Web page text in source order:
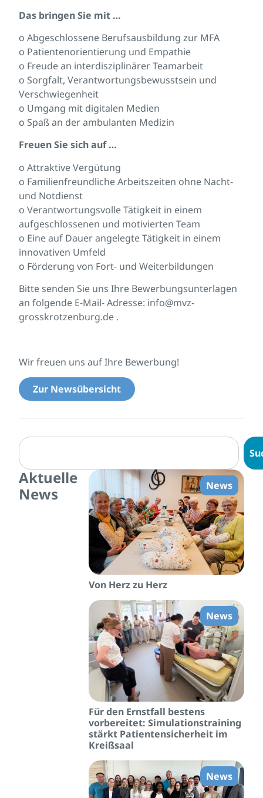
Das bringen Sie mit …
o Abgeschlossene Berufsausbildung zur MFA
o Patientenorientierung und Empathie
o Freude an interdisziplinärer Teamarbeit
o Sorgfalt, Verantwortungsbewusstsein und
Verschwiegenheit
o Umgang mit digitalen Medien
o Spaß an der ambulanten Medizin
Freuen Sie sich auf …
o Attraktive Vergütung
o Familienfreundliche Arbeitszeiten ohne Nacht-
und Notdienst
o Verantwortungsvolle Tätigkeit in einem
aufgeschlossenen und motivierten Team
o Eine auf Dauer angelegte Tätigkeit in einem
innovativen Umfeld
o Förderung von Fort- und Weiterbildungen
Bitte senden Sie uns Ihre Bewerbungsunterlagen
an folgende E-Mail- Adresse: info@mvz-
grosskrotzenburg.de .
Wir freuen uns auf Ihre Bewerbung!
Zur Newsübersicht
Aktuelle
News
News
Von Herz zu Herz
News
Für den Ernstfall bestens
vorbereitet: Simulationstraining
stärkt Patientensicherheit im
Kreißsaal
News